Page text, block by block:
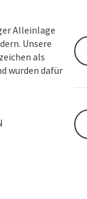
Alleinlage
Unsere
als
wurden dafür